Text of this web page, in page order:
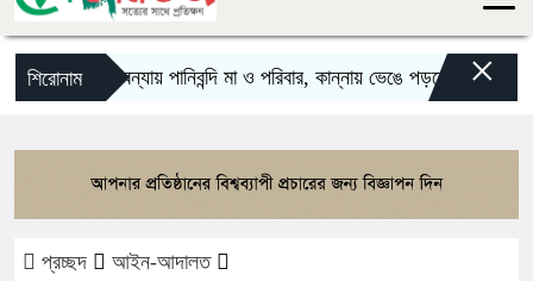
শিরোনাম বন্যায় পানিবন্দি মা ও পরিবার, কান্নায় ভেঙে পড়লেন অভিনেত্রী
×
প্রচ্ছদ
আইন-আদালত